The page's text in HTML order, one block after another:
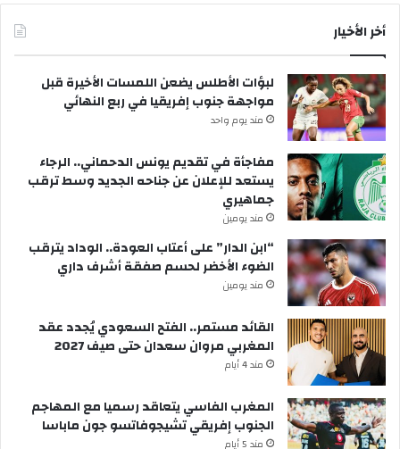
أخر الأخيار
لبؤات الأطلس يضعن اللمسات الأخيرة قبل
مواجهة جنوب إفريقيا في ربع النهائي
مند يوم واحد
مفاجأة في تقديم يونس الدحماني.. الرجاء
يستعد للإعلان عن جناحه الجديد وسط ترقب
جماهيري
مند يومين
“ابن الدار” على أعتاب العودة.. الوداد يترقب
الضوء الأخضر لحسم صفقة أشرف داري
مند يومين
القائد مستمر.. الفتح السعودي يُجدد عقد
المغربي مروان سعدان حتى صيف 2027
مند 4 أيام
المغرب الفاسي يتعاقد رسميا مع المهاجم
الجنوب إفريقي تشيجوفاتسو جون ماباسا
مند 5 أيام